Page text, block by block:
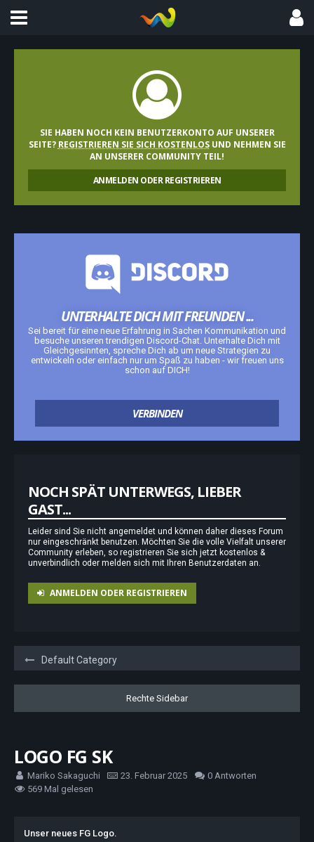
SIE HABEN NOCH KEIN BENUTZERKONTO AUF UNSERER
SEITE? REGISTRIEREN SIE SICH KOSTENLOSUND NEHMEN SIE
AN UNSERER COMMUNITY TEIL!
ANMELDEN ODER REGISTRIEREN
UNTERHALTE DICH MIT FREUNDEN ...
Sei bereit für eine neue Erfahrung in Sachen Kommunikation und
besuche unseren trendigen Discord-Chat. Unterhalte Dich mit
Gleichgesinnten, spreche Dich ab um neue Strategien zu
entwickeln oder einfach nur um Spaß zu haben - wir freuen uns
schon auf DICH!
VERBINDEN
NOCH SPÄT UNTERWEGS, LIEBER
GAST...
Leider sind Sie nicht angemeldet und können daher dieses Forum
nur eingeschränkt benutzen. Möchten Sie die volle Vielfalt unserer
Community erleben, so registrieren Sie sich jetzt kostenlos &
unverbindlich oder melden sich mit Ihren Benutzerdaten an.
ANMELDEN ODER REGISTRIEREN
Default Category
LOGO FG SK
Mariko Sakaguchi 23. Februar 2025
0 Antworten
569 Mal gelesen
Unser neues FG Logo.